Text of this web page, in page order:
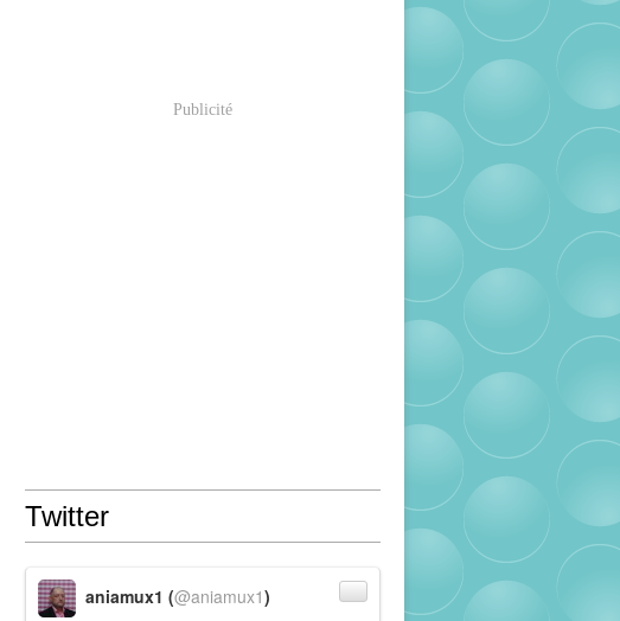
Publicité
Twitter
aniamux1 (@aniamux1)